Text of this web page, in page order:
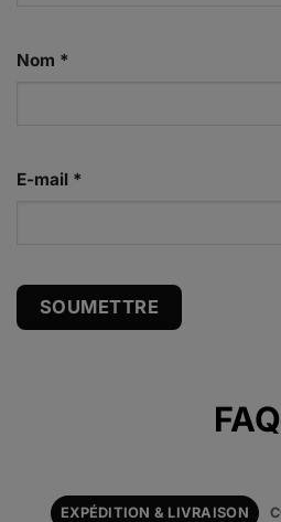
Nom *
E-mail *
FAQ
EXPÉDITION & LIVRAISON